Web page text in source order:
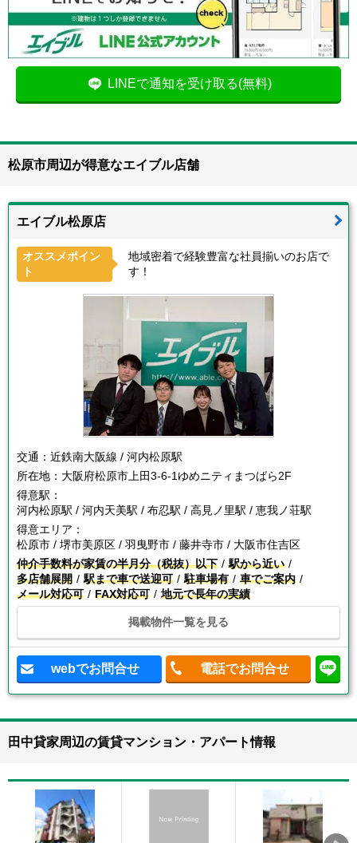
LINEで通知を受け取る(無料)
松原市周辺が得意なエイブル店舗
エイブル松原店
オススメポイン
ト
地域密着で経験豊富な社員揃いのお店で
す！
交通： 近鉄南大阪線 / 河内松原駅
所在地： 大阪府松原市上田3-6-1ゆめニティまつばら2F
得意駅：
河内松原駅 / 河内天美駅 / 布忍駅 / 高見ノ里駅 / 恵我ノ荘駅
得意エリア：
松原市 / 堺市美原区 / 羽曳野市 / 藤井寺市 / 大阪市住吉区
仲介手数料が家賃の半月分（税抜）以下
駅から近い
多店舗展開
駅まで車で送迎可 駐車場有
車でご案内
メール対応可
FAX対応可 地元で長年の実績
掲載物件一覧を見る
webでお問合せ 電話でお問合せ
田中貸家周辺の賃貸マンション・アパート情報